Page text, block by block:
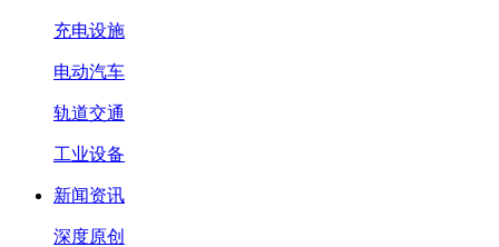
充电设施
电动汽车
轨道交通
工业设备
新闻资讯
深度原创